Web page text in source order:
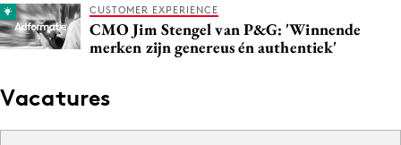
CUSTOMER EXPERIENCE
CMO Jim Stengel van P&G: 'Winnende
merken zijn genereus én authentiek'
Vacatures